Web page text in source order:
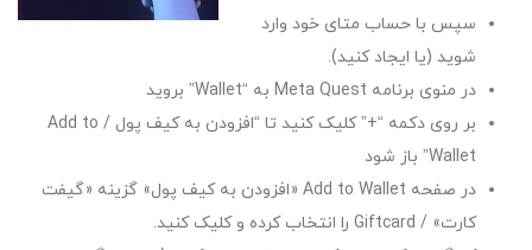
سپس با حساب متای خود وارد
شوید (یا ایجاد کنید).
در منوی برنامه Meta Quest به “Wallet” بروید
بر روی دکمه “+” کلیک کنید تا “افزودن به کیف پول / Add to
Wallet” باز شود
در صفحه Add to Wallet «افزودن به کیف پول» گزینه «گیفت
کارت» / Giftcard را انتخاب کرده و کلیک کنید.